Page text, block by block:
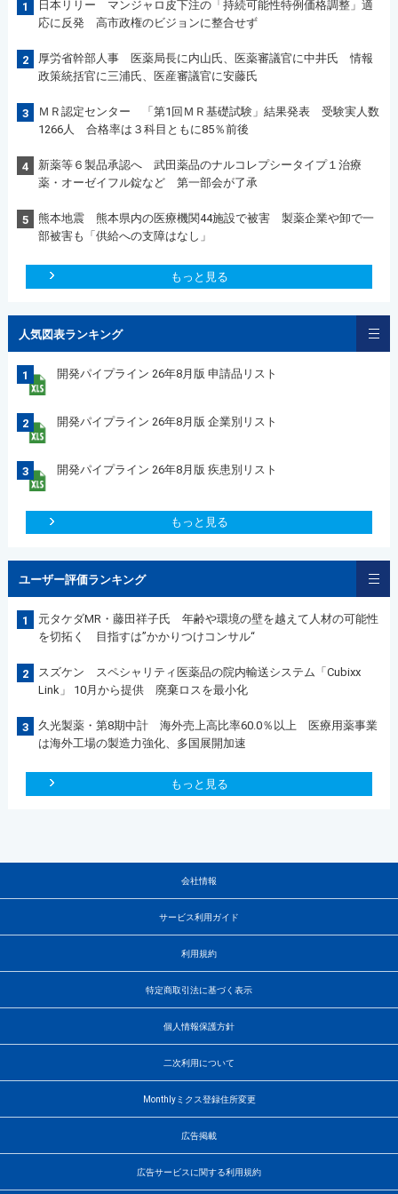
1
日本リリー マンジャロ皮下注の「持続可能性特例価格調整」適
応に反発 高市政権のビジョンに整合せず
2
厚労省幹部人事 医薬局長に内山氏、医薬審議官に中井氏 情報
政策統括官に三浦氏、医産審議官に安藤氏
3
ＭＲ認定センター 「第1回ＭＲ基礎試験」結果発表 受験実人数
1266人 合格率は３科目ともに85％前後
4
新薬等６製品承認へ 武田薬品のナルコレプシータイプ１治療
薬・オーゼイフル錠など 第一部会が了承
5
熊本地震 熊本県内の医療機関44施設で被害 製薬企業や卸で一
部被害も「供給への支障はなし」
もっと見る
人気図表ランキング
1 開発パイプライン 26年8月版 申請品リスト
2 開発パイプライン 26年8月版 企業別リスト
3 開発パイプライン 26年8月版 疾患別リスト
もっと見る
ユーザー評価ランキング
1
元タケダMR・藤田祥子氏 年齢や環境の壁を越えて人材の可能性
を切拓く 目指すは”かかりつけコンサル“
2
スズケン スペシャリティ医薬品の院内輸送システム「Cubixx
Link」 10月から提供 廃棄ロスを最小化
3
久光製薬・第8期中計 海外売上高比率60.0％以上 医療用薬事業
は海外工場の製造力強化、多国展開加速
もっと見る
会社情報
サービス利用ガイド
利用規約
特定商取引法に基づく表示
個人情報保護方針
二次利用について
Monthlyミクス登録住所変更
広告掲載
広告サービスに関する利用規約